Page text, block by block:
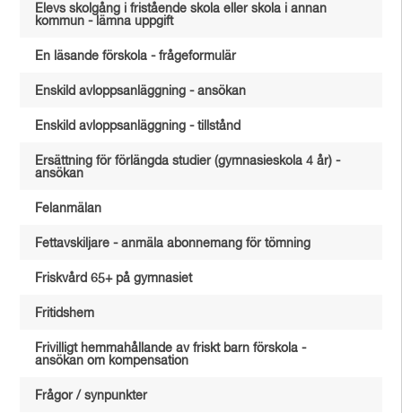
Elevs skolgång i fristående skola eller skola i annan
kommun - lämna uppgift
En läsande förskola - frågeformulär
Enskild avloppsanläggning - ansökan
Enskild avloppsanläggning - tillstånd
Ersättning för förlängda studier (gymnasieskola 4 år) -
ansökan
Felanmälan
Fettavskiljare - anmäla abonnemang för tömning
Friskvård 65+ på gymnasiet
Fritidshem
Frivilligt hemmahållande av friskt barn förskola -
ansökan om kompensation
Frågor / synpunkter